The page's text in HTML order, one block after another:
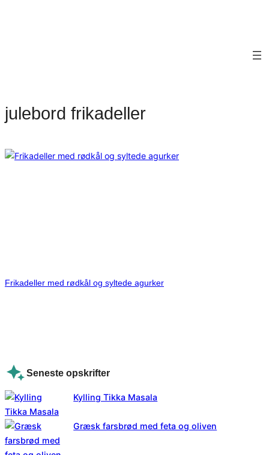
julebord frikadeller
Frikadeller med rødkål og syltede agurker
Seneste opskrifter
Kylling Tikka Masala
Græsk farsbrød med feta og oliven